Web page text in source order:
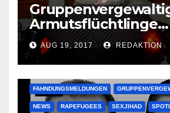
Armutsflüchtlinge
vergewaltigen
Oma im Schlaf
krankenhausreif
AUG 19, 2017 REDAKTION
FAHNDUNGSMELDUNGEN
NEWS RAPEFUGEES SEXJIHAD